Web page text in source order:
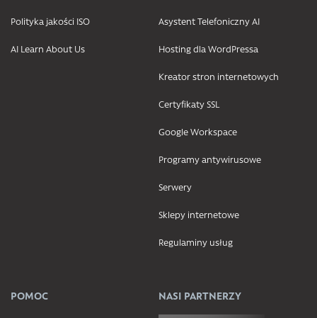
Polityka jakości ISO
AI Learn About Us
Asystent Telefoniczny AI
Hosting dla WordPressa
Kreator stron internetowych
Certyfikaty SSL
Google Workspace
Programy antywirusowe
Serwery
Sklepy internetowe
Regulaminy usług
POMOC NASI PARTNERZY